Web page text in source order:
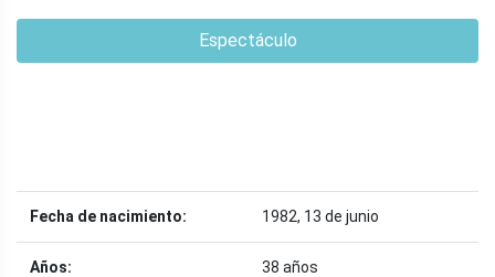
Espectáculo
Fecha de nacimiento: 1982, 13 de junio
Años: 38 años